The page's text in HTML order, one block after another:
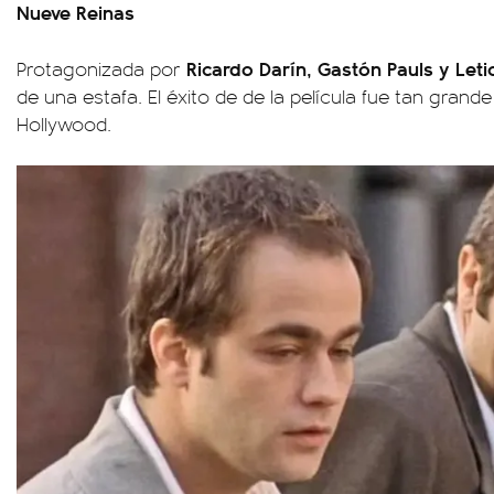
Nueve Reinas
Protagonizada por Ricardo Darín, Gastón Pauls y
de una estafa. El éxito de de la película fue tan
Hollywood.